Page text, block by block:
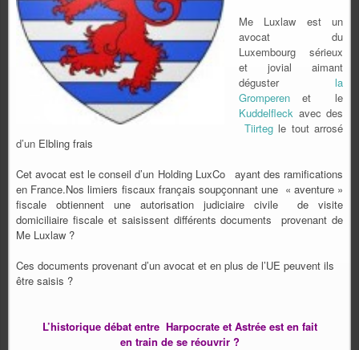
Me Luxlaw est un
avocat du
Luxembourg
sérieux
et jovial aimant
déguster la
Gromperen et le
Kuddelfleck avec des
Tiirtegle tout arrosé
d’un Elbling frais
Cet avocat est le conseil d’un Holding LuxCo
ayant des ramifications
en France.Nos limiers fiscaux français soupçonnant une « aventure »
fiscale obtiennent une autorisation judiciaire civile de visite
domiciliaire fiscale et saisissent différents documents
provenant de
Me Luxlaw ?
Ces documents provenant d’un avocat et en plus de l’UE peuvent ils
être saisis ?
L’historique débat entre Harpocrate et Astrée est en fait
en train de se réouvrir ?